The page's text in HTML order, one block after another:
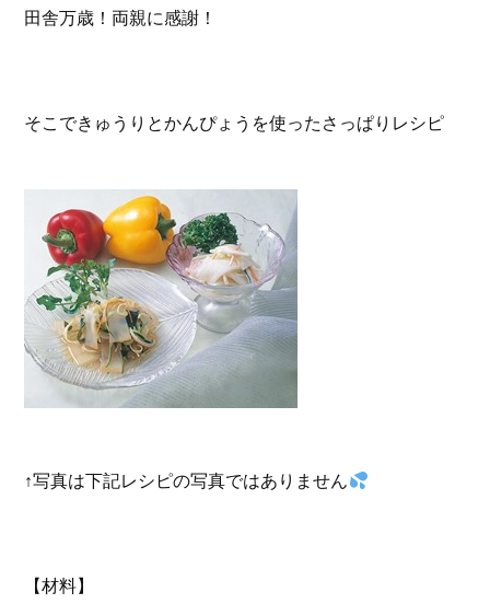
田舎万歳！両親に感謝！
そこできゅうりとかんぴょうを使ったさっぱりレシピ
↑写真は下記レシピの写真ではありません
【材料】